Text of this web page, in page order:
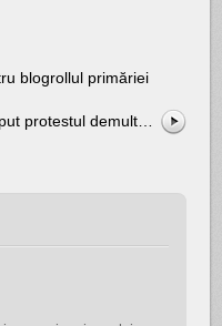
blogrollul primăriei
protestul demult…